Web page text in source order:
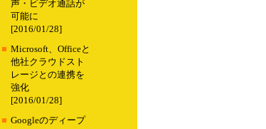
声・ビデオ通話が
可能に
[2016/01/28]
■ Microsoft、Officeと
他社クラウドスト
レージとの連携を
強化
[2016/01/28]
■ Googleのディープ